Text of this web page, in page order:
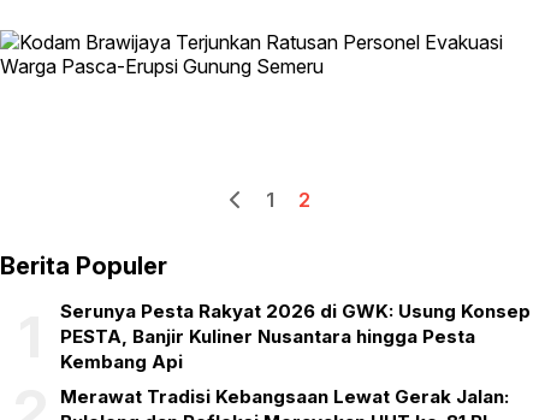
1 2
Berita Populer
Serunya Pesta Rakyat 2026 di GWK: Usung Konsep
PESTA, Banjir Kuliner Nusantara hingga Pesta
Kembang Api
Merawat Tradisi Kebangsaan Lewat Gerak Jalan: